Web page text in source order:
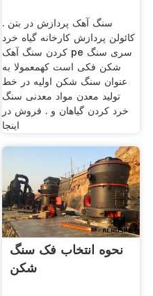
سنگ آهک پردازش در بتن .
کائولن پردازش کارخانه گیاه خرد
کردن سنگ آهک pe سری سنگ
شکن فکی است کهمعمولا به
عنوان سنگ شکن اولیه در خط
تولید معدن مواد معدنی سنگ
خرد کردن گیاهان و . فروش در
اینجا
نحوه انتخاب فک سنگ
شکن